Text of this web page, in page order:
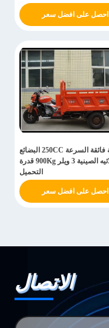
احصل على افضل سعر
قوية فائقة السرعة 250CC البضائع
الثلاثيه الصينية 3 ويلر 900Kg قدرة
التحميل
احصل على افضل سعر
الاتصال